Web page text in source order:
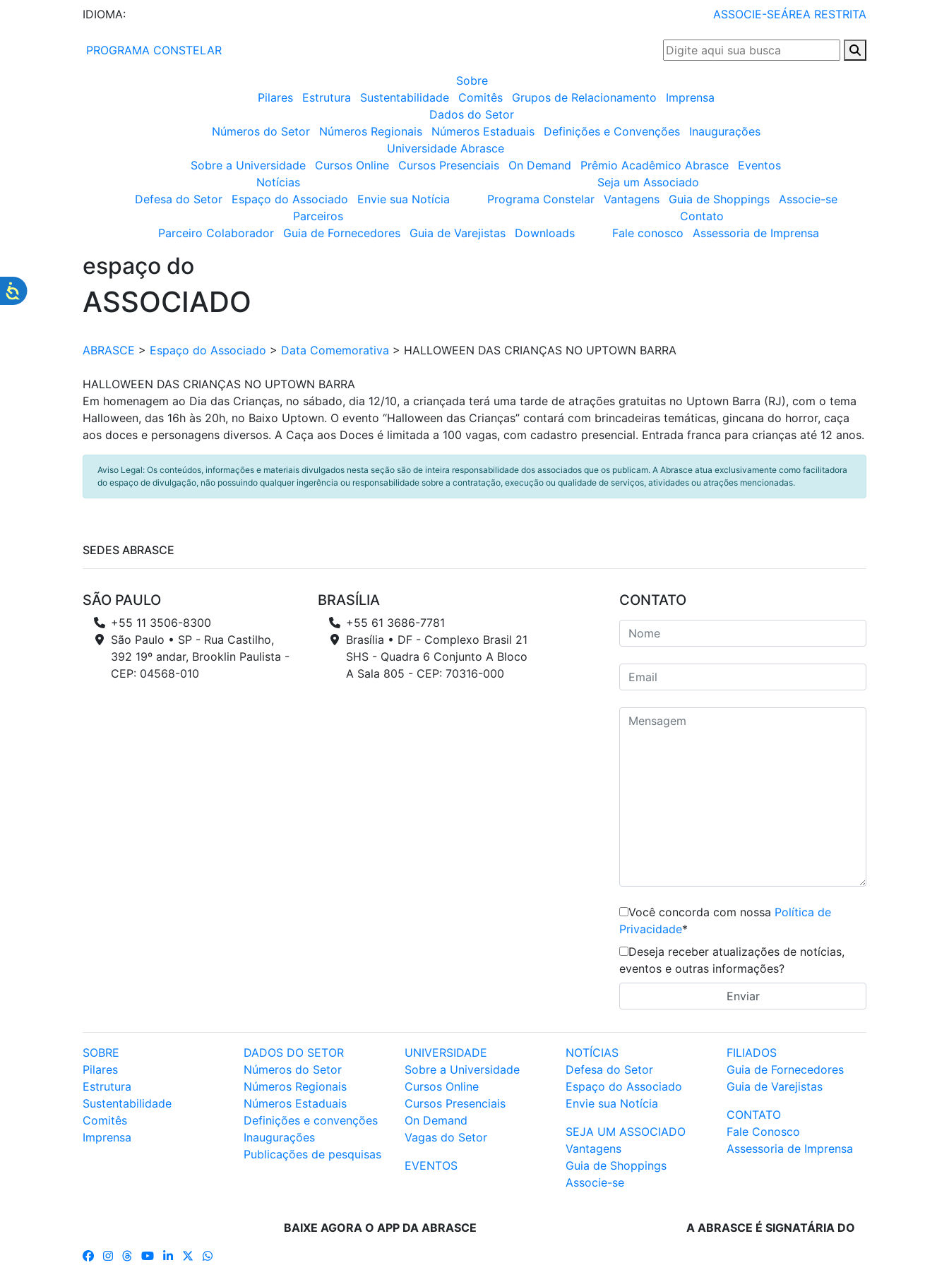
IDIOMA: ASSOCIE-SEÁREA RESTRITA
PROGRAMA CONSTELAR
Sobre
Pilares
Estrutura Sustentabilidade Comitês Grupos de Relacionamento
Imprensa
Dados do Setor
Números do Setor
Números Regionais Números Estaduais Definições e Convenções
Inaugurações
Universidade Abrasce
Sobre a Universidade
Cursos Online Cursos Presenciais On Demand Prêmio Acadêmico Abrasce
Eventos
Notícias
Defesa do Setor
Espaço do Associado Envie sua Notícia
Seja um Associado
Programa Constelar
Vantagens Guia de Shoppings
Associe-se
Parceiros
Parceiro Colaborador
Guia de Fornecedores Guia de Varejistas Downloads
Contato
Fale conosco
Assessoria de Imprensa
espaço do
ASSOCIADO
ABRASCE > Espaço do Associado > Data Comemorativa > HALLOWEEN DAS CRIANÇAS NO UPTOWN BARRA
HALLOWEEN DAS CRIANÇAS NO UPTOWN BARRA
Em homenagem ao Dia das Crianças, no sábado, dia 12/10, a criançada terá uma tarde de atrações gratuitas no Uptown Barra (RJ), com o tema
Halloween, das 16h às 20h, no Baixo Uptown. O evento “Halloween das Crianças” contará com brincadeiras temáticas, gincana do horror, caça
aos doces e personagens diversos. A Caça aos Doces é limitada a 100 vagas, com cadastro presencial. Entrada franca para crianças até 12 anos.
Aviso Legal: Os conteúdos, informações e materiais divulgados nesta seção são de inteira responsabilidade dos associados que os publicam. A Abrasce atua exclusivamente como facilitadora
do espaço de divulgação, não possuindo qualquer ingerência ou responsabilidade sobre a contratação, execução ou qualidade de serviços, atividades ou atrações mencionadas.
SEDES ABRASCE
SÃO PAULO
+55 11 3506-8300
São Paulo • SP - Rua Castilho,
392 19º andar, Brooklin Paulista -
CEP: 04568-010
BRASÍLIA
+55 61 3686-7781
Brasília • DF - Complexo Brasil 21
SHS - Quadra 6 Conjunto A Bloco
A Sala 805 - CEP: 70316-000
CONTATO
Você concorda com nossa Política de
Privacidade*
Deseja receber atualizações de notícias,
eventos e outras informações?
SOBRE
Pilares
Estrutura
Sustentabilidade
Comitês
Imprensa
DADOS DO SETOR
Números do Setor
Números Regionais
Números Estaduais
Definições e convenções
Inaugurações
Publicações de pesquisas
UNIVERSIDADE
Sobre a Universidade
Cursos Online
Cursos Presenciais
On Demand
Vagas do Setor
EVENTOS
NOTÍCIAS
Defesa do Setor
Espaço do Associado
Envie sua Notícia
SEJA UM ASSOCIADO
Vantagens
Guia de Shoppings
Associe-se
FILIADOS
Guia de Fornecedores
Guia de Varejistas
CONTATO
Fale Conosco
Assessoria de Imprensa
BAIXE AGORA O APP DA ABRASCE A ABRASCE É SIGNATÁRIA DO